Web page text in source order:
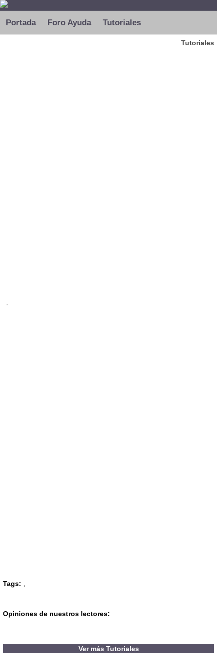
Portada Foro Ayuda Tutoriales
Tutoriales
-
Tags: ,
Opiniones de nuestros lectores:
Ver más Tutoriales